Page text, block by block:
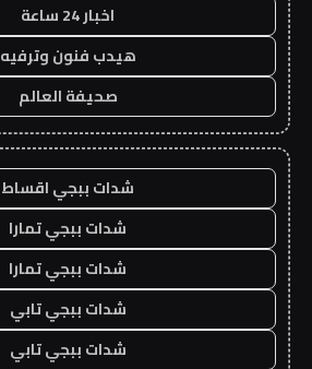
اخبار 24 ساعة
هيدب فنون وترفيه
صحيفة العالم
شدات ببجي اقساط
شدات ببجي تمارا
شدات ببجي تمارا
شدات ببجي تابي
شدات ببجي تابي